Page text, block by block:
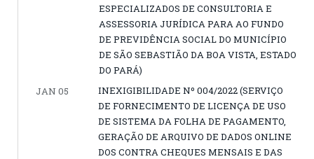
ESPECIALIZADOS DE CONSULTORIA E
ASSESSORIA JURÍDICA PARA AO FUNDO
DE PREVIDÊNCIA SOCIAL DO MUNICÍPIO
DE SÃO SEBASTIÃO DA BOA VISTA, ESTADO
DO PARÁ)
JAN 05
INEXIGIBILIDADE Nº 004/2022 (SERVIÇO
DE FORNECIMENTO DE LICENÇA DE USO
DE SISTEMA DA FOLHA DE PAGAMENTO,
GERAÇÃO DE ARQUIVO DE DADOS ONLINE
DOS CONTRA CHEQUES MENSAIS E DAS